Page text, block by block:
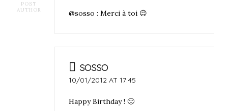
POST
AUTHOR
@sosso : Merci à toi 😉
sosso
10/01/2012 AT 17:45
Happy Birthday ! 🙂